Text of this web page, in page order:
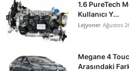
1.6 PureTech
Kullanıcı Y...
Lejyoner Ağustos
Megane 4
Arasındaki